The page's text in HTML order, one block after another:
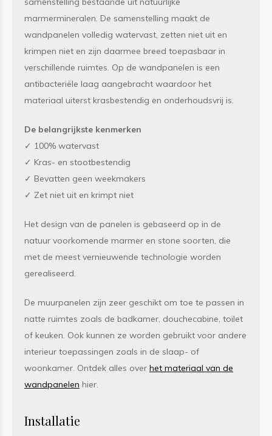
marmermineralen. De samenstelling maakt de
wandpanelen volledig watervast, zetten niet uit en
krimpen niet en zijn daarmee breed toepasbaar in
verschillende ruimtes. Op de wandpanelen is een
antibacteriële laag aangebracht waardoor het
materiaal uiterst krasbestendig en onderhoudsvrij is.
De belangrijkste kenmerken
✓ 100% watervast
✓ Kras- en stootbestendig
✓ Bevatten geen weekmakers
✓ Zet niet uit en krimpt niet
Het design van de panelen is gebaseerd op in de
natuur voorkomende marmer en stone soorten, die
met de meest vernieuwende technologie worden
gerealiseerd.
De muurpanelen zijn zeer geschikt om toe te passen in
natte ruimtes zoals de badkamer, douchecabine, toilet
of keuken. Ook kunnen ze worden gebruikt voor andere
interieur toepassingen zoals in de slaap- of
woonkamer. Ontdek alles over het materiaal van de
wandpanelen hier.
Installatie